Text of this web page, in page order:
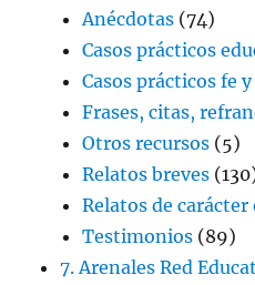
Anécdotas (74)
Casos prácticos
Casos prácticos fe
Frases, citas,
Otros recursos (5)
Relatos breves
Relatos de
Testimonios (89)
7. Arenales Red